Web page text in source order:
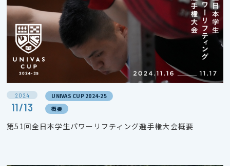
2024
11/13
UNIVAS CUP 2024-25
概要
第51回全日本学生パワーリフティング選手権大会概要